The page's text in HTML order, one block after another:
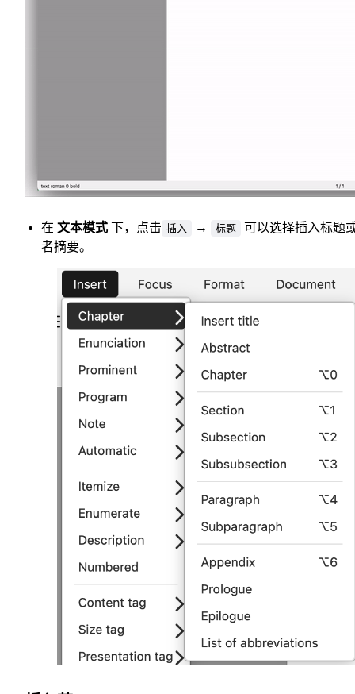
在 文本模式 下，点击 插入 → 标题
可以选择插入标题
者摘要。